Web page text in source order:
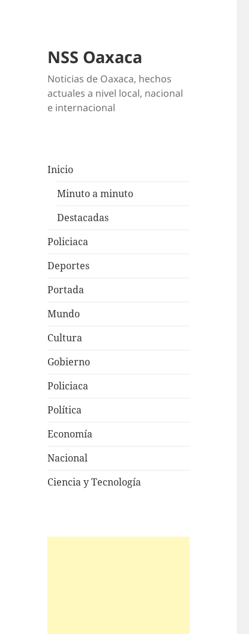
NSS Oaxaca
Noticias de Oaxaca, hechos
actuales a nivel local, nacional
e internacional
Inicio
Minuto a minuto
Destacadas
Policiaca
Deportes
Portada
Mundo
Cultura
Gobierno
Policiaca
Política
Economía
Nacional
Ciencia y Tecnología